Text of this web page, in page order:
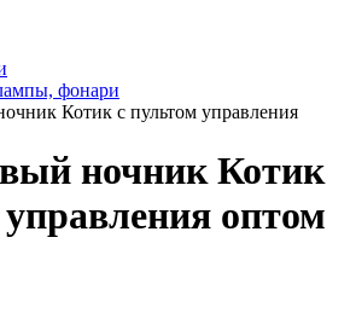
фонари
Котик с пультом управления
ночник Котик
оптом